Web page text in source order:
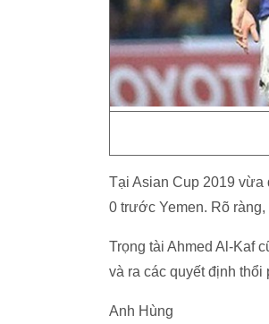
Tại Asian Cup 2019 vừa
0 trước Yemen. Rõ
Trọng tài Ahmed Al-Kaf
và ra các quyết định thổi
Anh Hùng